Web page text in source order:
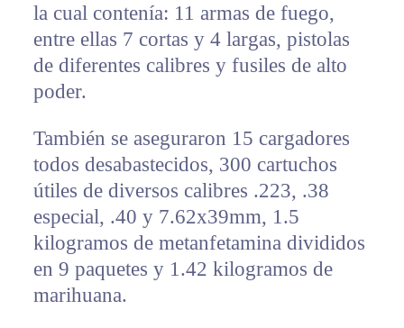
la cual contenía: 11 armas de fuego,
entre ellas 7 cortas y 4 largas, pistolas
de diferentes calibres y fusiles de alto
poder.
También se aseguraron 15 cargadores
todos desabastecidos, 300 cartuchos
útiles de diversos calibres .223, .38
especial, .40 y 7.62x39mm, 1.5
kilogramos de metanfetamina divididos
en 9 paquetes y 1.42 kilogramos de
marihuana.